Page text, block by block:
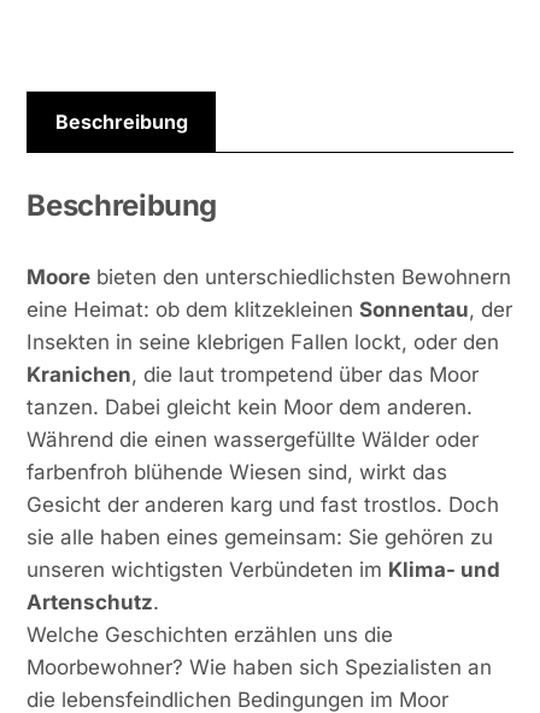
Beschreibung
Beschreibung
Moore bieten den unterschiedlichsten Bewohnern
eine Heimat: ob dem klitzekleinenSonnentau, der
Insekten in seine klebrigen Fallen lockt, oder den
Kranichen, die laut trompetend über das Moor
tanzen. Dabei gleicht kein Moor dem anderen.
Während die einen wassergefüllte Wälder oder
farbenfroh blühende Wiesen sind, wirkt das
Gesicht der anderen karg und fast trostlos. Doch
sie alle haben eines gemeinsam: Sie gehören zu
unseren wichtigsten Verbündeten im Klima- und
Artenschutz.
Welche Geschichten erzählen uns die
Moorbewohner? Wie haben sich Spezialisten an
die lebensfeindlichen Bedingungen im Moor